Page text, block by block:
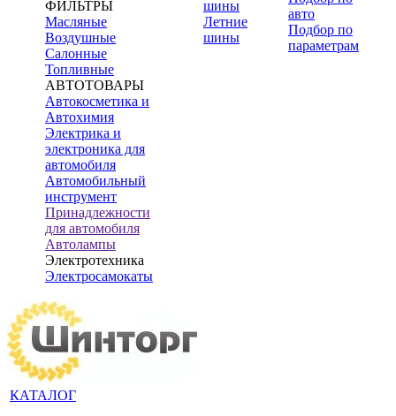
ФИЛЬТРЫ
Масляные
Воздушные
Салонные
Топливные
АВТОТОВАРЫ
Автокосметика и
Автохимия
Электрика и
электроника для
автомобиля
Автомобильный
инструмент
Принадлежности
для автомобиля
Автолампы
Электротехника
Электросамокаты
шины
Летние
шины
авто
Подбор по
параметрам
КАТАЛОГ